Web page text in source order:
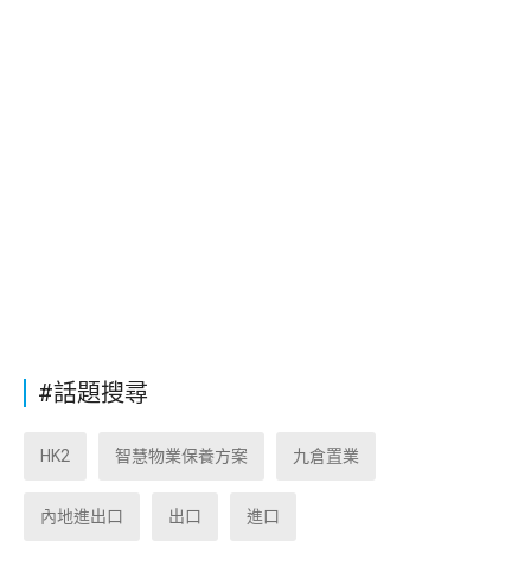
#話題搜尋
HK2 智慧物業保養方案 九倉置業
內地進出口 出口 進口